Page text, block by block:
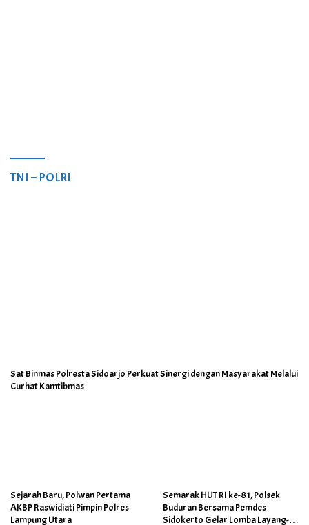
TNI – POLRI
Sat Binmas Polresta Sidoarjo Perkuat Sinergi dengan Masyarakat Melalui
Curhat Kamtibmas
Sejarah Baru, Polwan Pertama
AKBP Raswidiati Pimpin Polres
Lampung Utara
Semarak HUT RI ke-81, Polsek
Buduran Bersama Pemdes
Sidokerto Gelar Lomba Layang-